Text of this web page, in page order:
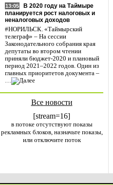
13:05
В 2020 году на Таймыре
планируется рост налоговых и
неналоговых доходов
#НОРИЛЬСК. «Таймырский
телеграф» – На сессии
Законодательного собрания края
депутаты во втором чтении
приняли бюджет-2020 и плановый
период 2021–2022 годов. Один из
главных приоритетов документа –
…
Все новости
[stream=16]
в потоке отсутствуют показы
рекламных блоков, назначьте показы,
или отключите поток